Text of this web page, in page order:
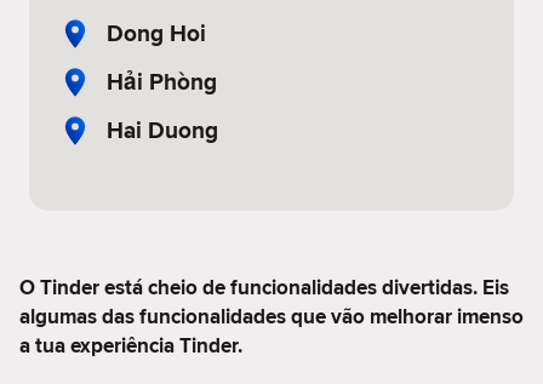
Dong Hoi
Hải Phòng
Hai Duong
O Tinder está cheio de funcionalidades divertidas. Eis
algumas das funcionalidades que vão melhorar imenso
a tua experiência Tinder.